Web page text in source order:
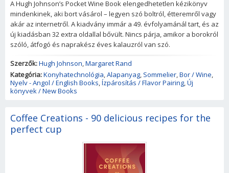
A Hugh Johnson’s Pocket Wine Book elengedhetetlen kézikönyv
mindenkinek, aki bort vásárol – legyen szó boltról, étteremről vagy
akár az internetről. A kiadvány immár a 49. évfolyamánál tart, és az
új kiadásban 32 extra oldallal bővült. Nincs párja, amikor a borokról
szóló, átfogó és naprakész éves kalauzról van szó.
Szerzők:Hugh Johnson,Margaret Rand
Kategória:Konyhatechnológia,Alapanyag, Sommelier,Bor / Wine,
Nyelv - Angol / English Books,Ízpárosítás / Flavor Pairing,Új
könyvek / New Books
Coffee Creations - 90 delicious recipes for the
perfect cup